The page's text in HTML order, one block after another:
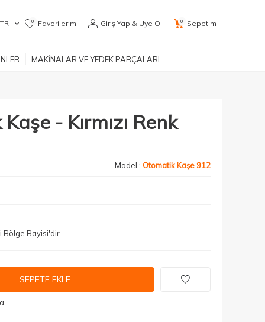
TR 0 Favorilerim Giriş Yap & Üye Ol 0 Sepetim
MAKİNALAR VE YEDEK PARÇALARI
- Kırmızı Renk
Model : Otomatik Kaşe 912
Bölge Bayisi'dir.
SEPETE EKLE